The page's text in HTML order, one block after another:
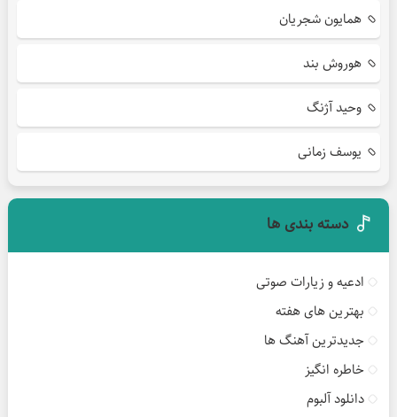
همایون شجریان
هوروش بند
وحید آژنگ
یوسف زمانی
دسته بندی ها
ادعیه و زیارات صوتی
بهترین های هفته
جدیدترین آهنگ ها
خاطره انگیز
دانلود آلبوم